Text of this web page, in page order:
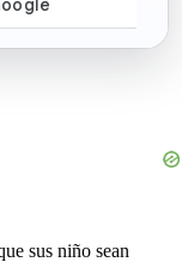
Estilo de Vida
sus niño sean